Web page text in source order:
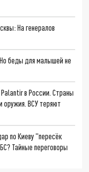
На генералов
беды для малышей не
в России. Страны
оружия. ВСУ теряют
по Киеву "пересёк
Тайные переговоры